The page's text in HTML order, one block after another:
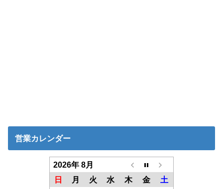
営業カレンダー
2026年 8月
日
月 火 水 木 金
土